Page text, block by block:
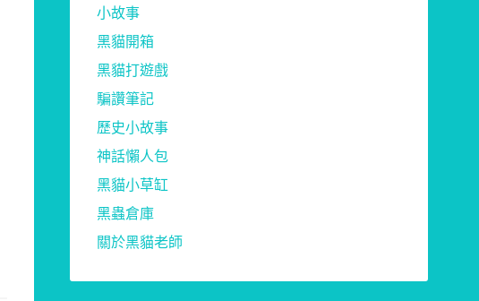
小故事
黑貓開箱
黑貓打遊戲
騙讚筆記
歷史小故事
神話懶人包
黑貓小草缸
黑蟲倉庫
關於黑貓老師